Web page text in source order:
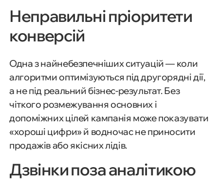
Неправильні пріоритети
конверсій
Одна з найнебезпечніших ситуацій — коли
алгоритми оптимізуються під другорядні дії,
а не під реальний бізнес-результат. Без
чіткого розмежування основних і
допоміжних цілей кампанія може показувати
«хороші цифри» й водночас не приносити
продажів або якісних лідів.
Дзвінки поза аналітикою